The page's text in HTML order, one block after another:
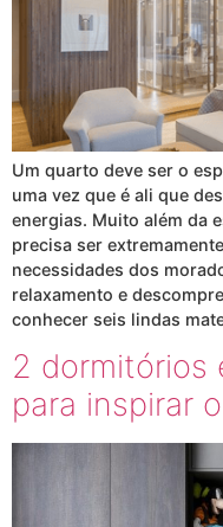
Um quarto deve ser o
uma vez que é ali que
energias. Muito além da
precisa ser
necessidades dos
relaxamento e
conhecer seis lindas
2 dormitórios
para inspirar